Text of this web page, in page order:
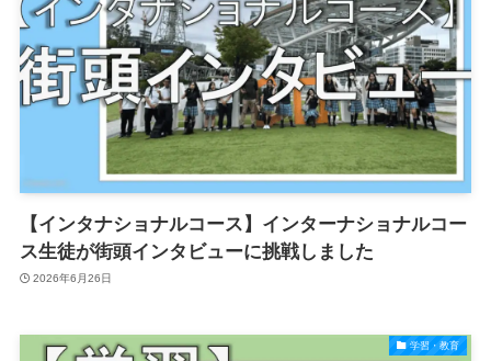
【インタナショナルコース】インターナショナルコー
ス生徒が街頭インタビューに挑戦しました
2026年6月26日
学習・教育